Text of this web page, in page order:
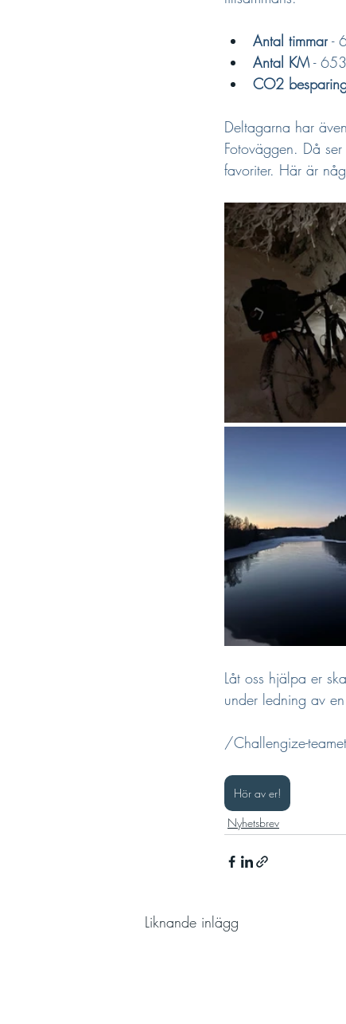
Antal timmar -
Antal KM -
CO2
Deltagarna har
Fotoväggen. Då
favoriter. Här är
Låt oss hjälpa er
under ledning av
/Challengize-teamet
Hör av er!
Nyhetsbrev
Liknande inlägg